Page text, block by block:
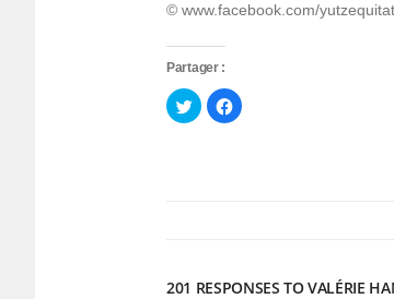
© www.facebook.com/
Partager :
Cliquez
pour
partager
Cliquez
pour
201 RESPONSES TO VALÉRIE